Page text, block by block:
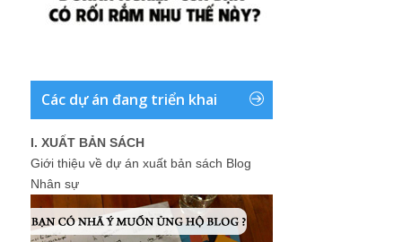
Các dự án đang triển khai
I. XUẤT BẢN SÁCH
Giới thiệu về dự án xuất bản sách Blog
Nhân sự